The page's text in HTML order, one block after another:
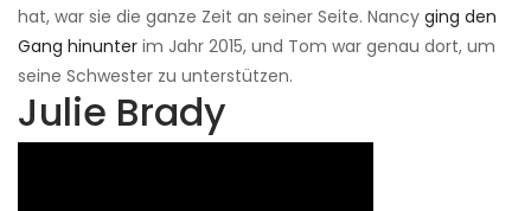
hat, war sie die ganze Zeit an seiner Seite. Nancy ging den
Gang hinunter im Jahr 2015, und Tom war genau dort, um
seine Schwester zu unterstützen.
Julie Brady